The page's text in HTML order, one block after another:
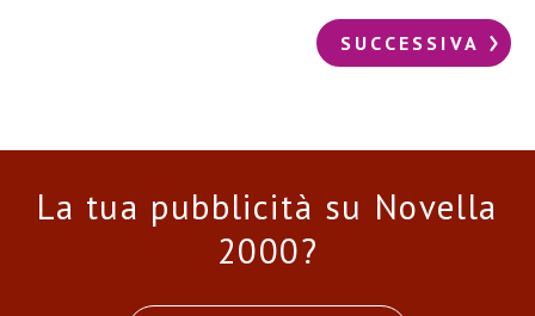
SUCCESSIVA
La tua pubblicità su Novella
2000?